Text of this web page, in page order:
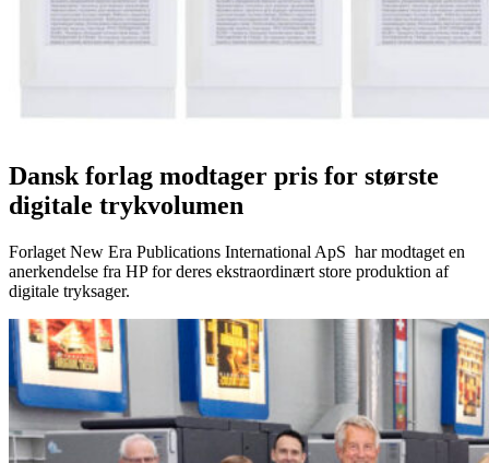
Dansk forlag modtager pris for største
digitale trykvolumen
Forlaget New Era Publications International ApS har modtaget en
anerkendelse fra HP for deres ekstraordinært store produktion af
digitale tryksager.